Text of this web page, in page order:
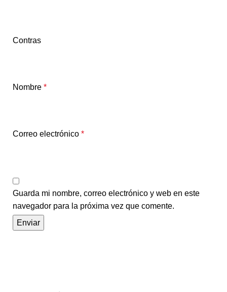
Contras
Nombre *
Correo electrónico *
Guarda mi nombre, correo electrónico y web en este
navegador para la próxima vez que comente.